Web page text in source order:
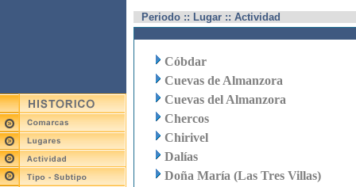
Periodo :: Lugar :: Actividad
Cóbdar
Cuevas de Almanzora
Cuevas del Almanzora
Chercos
Chirivel
Dalías
Doña María (Las Tres Villas)